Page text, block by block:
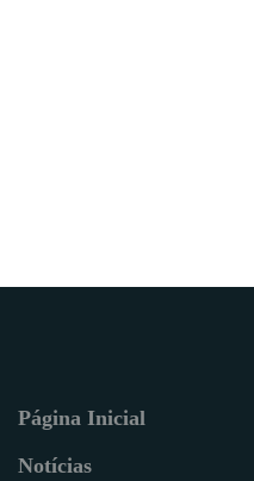
Página Inicial
Notícias